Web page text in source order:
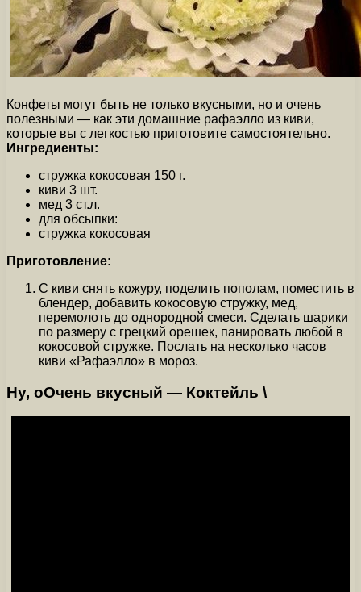
Конфеты могут быть не только вкусными, но и очень
полезными — как эти домашние рафаэлло из киви,
которые вы с легкостью приготовите самостоятельно.
Ингредиенты:
стружка кокосовая 150 г.
киви 3 шт.
мед 3 ст.л.
для обсыпки:
стружка кокосовая
Приготовление:
С киви снять кожуру, поделить пополам, поместить в
блендер, добавить кокосовую стружку, мед,
перемолоть до однородной смеси. Сделать шарики
по размеру с грецкий орешек, панировать любой в
кокосовой стружке. Послать на несколько часов
киви «Рафаэлло» в мороз.
Ну, оОчень вкусный — Коктейль \